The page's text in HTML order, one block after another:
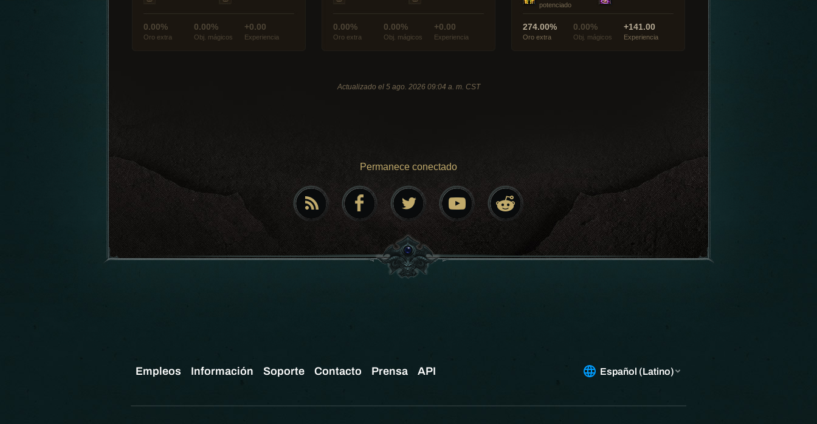
0.00%
Oro extra
0.00%
Obj. mágicos
+0.00
Experiencia
0.00%
Oro extra
0.00%
Obj. mágicos
+0.00
Experiencia
potenciado
274.00%
Oro extra
0.00%
Obj. mágicos
+141.00
Experiencia
Actualizado el 5 ago. 2026 09:04 a. m. CST
Permanece conectado